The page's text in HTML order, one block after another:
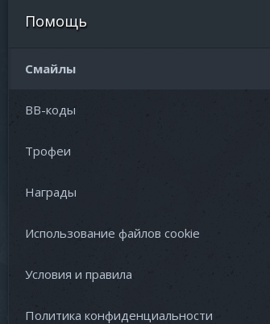
Помощь
Смайлы
BB-коды
Трофеи
Награды
Использование файлов cookie
Условия и правила
Политика конфиденциальности